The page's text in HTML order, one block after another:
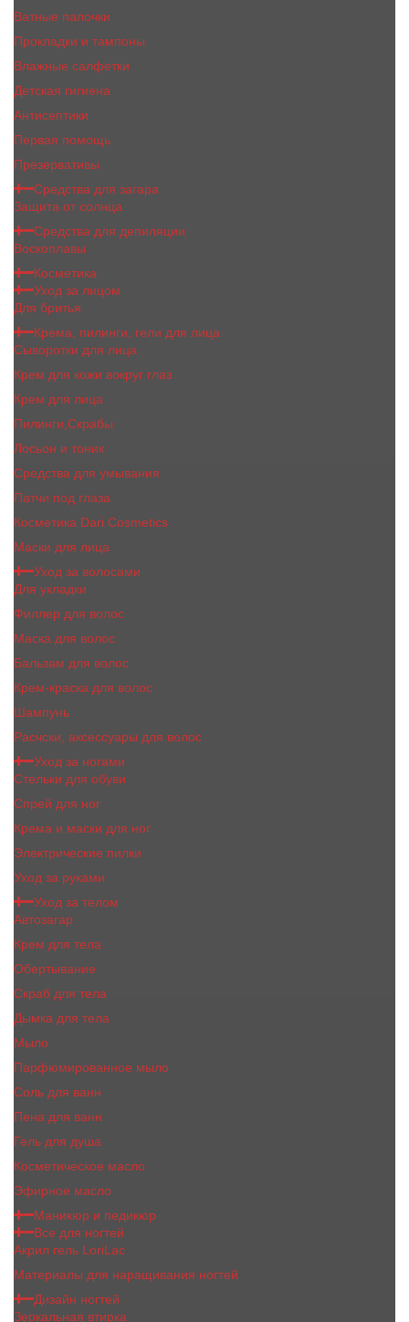
Ватные палочки
Прокладки и тампоны
Влажные салфетки
Детская гигиена
Антисептики
Первая помощь
Презервативы
Средства для загара
Защита от солнца
Средства для депиляции
Воскоплавы
Косметика
Уход за лицом
Для бритья
Крема, пилинги, гели для лица
Сыворотки для лица
Крем для кожи вокруг глаз
Крем для лица
Пилинги,Скрабы
Лосьон и тоник
Средства для умывания
Патчи под глаза
Косметика Dari Cosmetics
Маски для лица
Уход за волосами
Для укладки
Филлер для волос
Маска для волос
Бальзам для волос
Крем-краска для волос
Шампунь
Расчски, аксессуары для волос
Уход за ногами
Стельки для обуви
Спрей для ног
Крема и маски для ног
Электрические пилки
Уход за руками
Уход за телом
Автозагар
Крем для тела
Обертывание
Скраб для тела
Дымка для тела
Мыло
Парфюмированное мыло
Соль для ванн
Пена для ванн
Гель для душа
Косметическое масло
Эфирное масло
Маникюр и педикюр
Все для ногтей
Акрил гель LoriLac
Материалы для наращивания ногтей
Дизайн ногтей
Зеркальная втирка